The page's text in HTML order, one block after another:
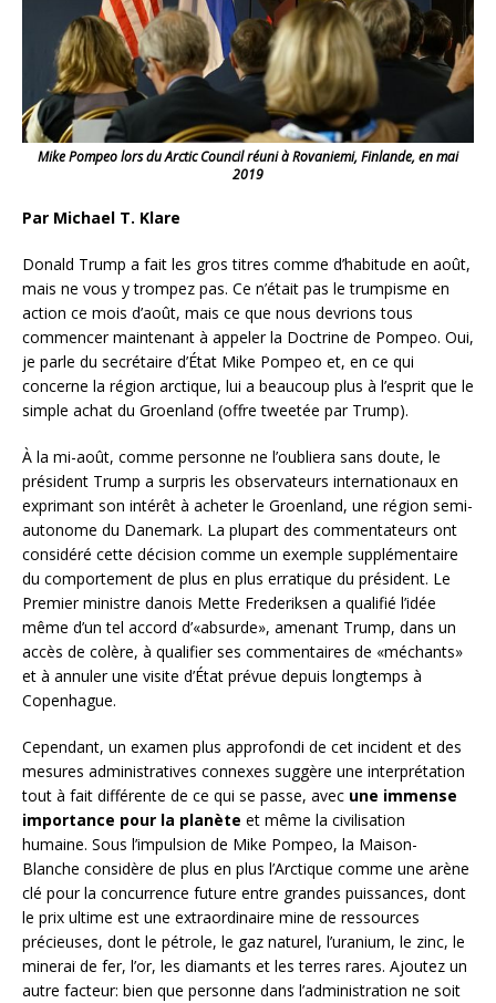
Mike Pompeo lors du Arctic Council réuni à Rovaniemi, Finlande, en mai
2019
Par Michael T. Klare
Donald Trump a fait les gros titres comme d’habitude en août,
mais ne vous y trompez pas. Ce n’était pas le trumpisme en
action ce mois d’août, mais ce que nous devrions tous
commencer maintenant à appeler la Doctrine de Pompeo. Oui,
je parle du secrétaire d’État Mike Pompeo et, en ce qui
concerne la région arctique, lui a beaucoup plus à l’esprit que le
simple achat du Groenland (offre tweetée par Trump).
À la mi-août, comme personne ne l’oubliera sans doute, le
président Trump a surpris les observateurs internationaux en
exprimant son intérêt à acheter le Groenland, une région semi-
autonome du Danemark. La plupart des commentateurs ont
considéré cette décision comme un exemple supplémentaire
du comportement de plus en plus erratique du président. Le
Premier ministre danois Mette Frederiksen a qualifié l’idée
même d’un tel accord d’«absurde», amenant Trump, dans un
accès de colère, à qualifier ses commentaires de «méchants»
et à annuler une visite d’État prévue depuis longtemps à
Copenhague.
Cependant, un examen plus approfondi de cet incident et des
mesures administratives connexes suggère une interprétation
tout à fait différente de ce qui se passe, avec une immense
importance pour la planète et même la civilisation
humaine. Sous l’impulsion de Mike Pompeo, la Maison-
Blanche considère de plus en plus l’Arctique comme une arène
clé pour la concurrence future entre grandes puissances, dont
le prix ultime est une extraordinaire mine de ressources
précieuses, dont le pétrole, le gaz naturel, l’uranium, le zinc, le
minerai de fer, l’or, les diamants et les terres rares. Ajoutez un
autre facteur: bien que personne dans l’administration ne soit